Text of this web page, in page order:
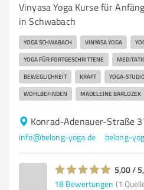
Vinyasa Yoga Kurse für
in Schwabach
YOGA SCHWABACH VINYASA YOGA
YOGA FÜR FORTGESCHRITTENE
BEWEGLICHKEIT KRAFT YOGA-STUDIO
WOHLBEFINDEN MADELEINE BARLOZEK
Konrad-Adenauer-Straße
info@belong-yoga.de belong-
5,00 /
18 Bewertungen (1